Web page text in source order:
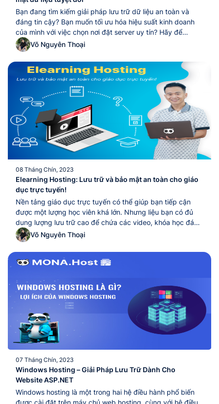
Bạn đang tìm kiếm giải pháp lưu trữ dữ liệu an toàn và
đáng tin cậy? Bạn muốn tối ưu hóa hiệu suất kinh doanh
của mình với việc chọn nơi đặt server uy tín? Hãy để
MONA giới thiệu đến bạn dịch vụ Colocation cho thuê chỗ
đặt máy chủ hàng đầu với tất cả...Bạn đang tìm kiếm giải
pháp lưu trữ dữ liệu an toàn và đáng tin cậy? Bạn muốn tối
ưu hóa hiệu suất kinh doanh của mình với việc chọn nơi
đặt server uy tín? Hãy để MONA giới thiệu đến bạn dịch
vụ Colocation cho thuê chỗ đặt máy chủ hàng đầu với tất
cả...
Võ Nguyên Thoại
08 Tháng Chín, 2023
Elearning Hosting: Lưu trữ và bảo mật an toàn cho giáo
dục trực tuyến!
Nền tảng giáo dục trực tuyến có thể giúp bạn tiếp cận
được một lượng học viên khá lớn. Nhưng liệu bạn có đủ
dung lượng lưu trữ cao để chứa các video, khóa học đáp
ứng nhu cầu học viên xem? Chưa kể nếu lượt truy cập
tăng đột biến khiến website của bạn...Nền tảng giáo dục
trực tuyến có thể giúp bạn tiếp cận được một lượng học
viên khá lớn. Nhưng liệu bạn có đủ dung lượng lưu trữ cao
xem? Chưa kể nếu lượt truy cập tăng đột biến khiến
website của bạn...
Võ Nguyên Thoại
07 Tháng Chín, 2023
Windows Hosting – Giải Pháp Lưu Trữ Dành Cho
Website ASP.NET
Windows hosting là một trong hai hệ điều hành phổ biến
được cài đặt trên máy chủ web hosting, cùng với hệ điều